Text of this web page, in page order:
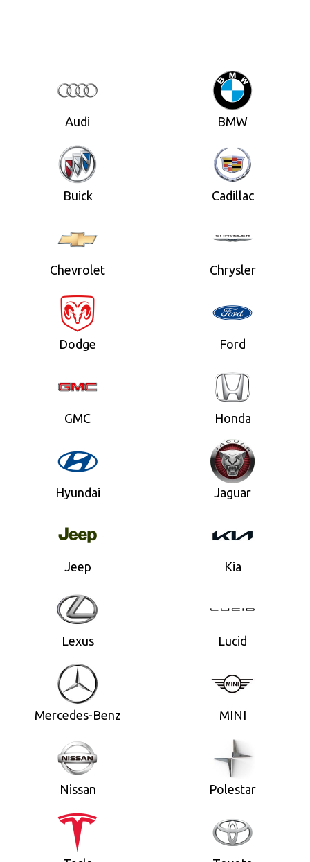
Audi BMW
Buick Cadillac
Chevrolet Chrysler
Dodge Ford
GMC Honda
Hyundai Jaguar
Jeep Kia
Lexus Lucid
Mercedes-Benz MINI
Nissan Polestar